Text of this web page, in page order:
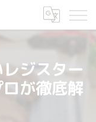
ジスター
が徹底解